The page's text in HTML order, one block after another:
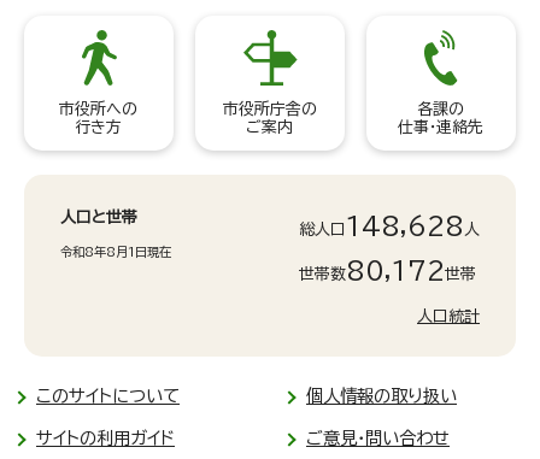
市役所への
行き方
市役所庁舎の
ご案内
各課の
仕事・連絡先
人口と世帯
令和8年8月1日現在
総人口 148,628 人
世帯数80,172世帯
人口統計
このサイトについて 個人情報の取り扱い
サイトの利用ガイド ご意見・問い合わせ